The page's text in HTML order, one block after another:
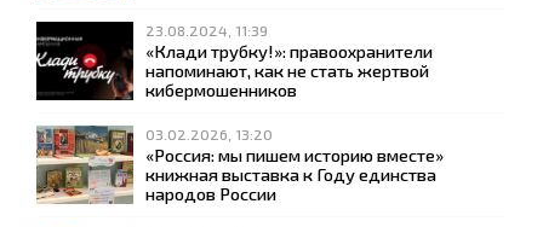
23.08.2024, 11:39
«Клади трубку!»: правоохранители
напоминают, как не стать жертвой
кибермошенников
03.02.2026, 13:20
«Россия: мы пишем историю вместе»
книжная выставка к Году единства
народов России